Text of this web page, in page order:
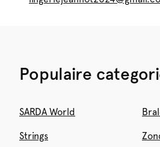
Populaire
SARDA World
Strings